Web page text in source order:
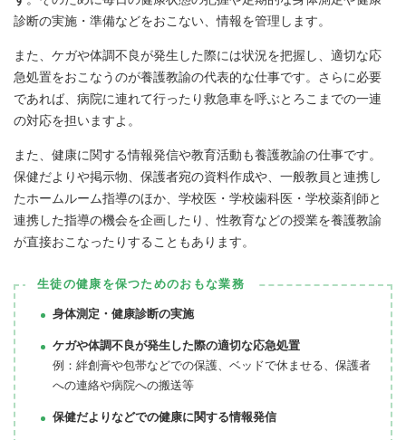
診断の実施・準備などをおこない、情報を管理します。
また、ケガや体調不良が発生した際には状況を把握し、適切な応
急処置をおこなうのが養護教諭の代表的な仕事です。さらに必要
であれば、病院に連れて行ったり救急車を呼ぶとろこまでの一連
の対応を担いますよ。
また、健康に関する情報発信や教育活動も養護教諭の仕事です。
保健だよりや掲示物、保護者宛の資料作成や、一般教員と連携し
たホームルーム指導のほか、学校医・学校歯科医・学校薬剤師と
連携した指導の機会を企画したり、性教育などの授業を養護教諭
が直接おこなったりすることもあります。
生徒の健康を保つためのおもな業務
身体測定・健康診断の実施
ケガや体調不良が発生した際の適切な応急処置
例：絆創膏や包帯などでの保護、ベッドで休ませる、保護者
への連絡や病院への搬送等
保健だよりなどでの健康に関する情報発信